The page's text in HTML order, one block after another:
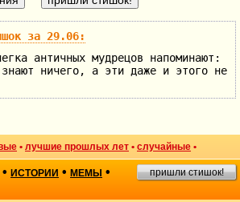
за 29.06:
античных мудрецов напоминают:
ничего, а эти даже и этого не
• лучшие прошлых лет • случайные •
• ИСТОРИИ • МЕМЫ • пришли стишок!